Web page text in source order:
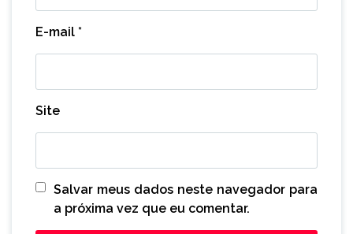
E-mail *
Site
Salvar meus dados neste navegador para
a próxima vez que eu comentar.